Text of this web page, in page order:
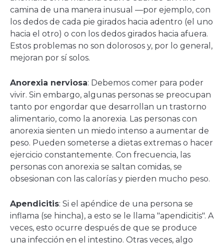
camina de una manera inusual —por ejemplo, con
los dedos de cada pie girados hacia adentro (el uno
hacia el otro) o con los dedos girados hacia afuera.
Estos problemas no son dolorosos y, por lo general,
mejoran por sí solos.
Anorexia nerviosa: Debemos comer para poder
vivir. Sin embargo, algunas personas se preocupan
tanto por engordar que desarrollan un trastorno
alimentario, como la anorexia. Las personas con
anorexia sienten un miedo intenso a aumentar de
peso. Pueden someterse a dietas extremas o hacer
ejercicio constantemente. Con frecuencia, las
personas con anorexia se saltan comidas, se
obsesionan con las calorías y pierden mucho peso.
Apendicitis: Si el apéndice de una persona se
inflama (se hincha), a esto se le llama "apendicitis". A
veces, esto ocurre después de que se produce
una infección en el intestino. Otras veces, algo